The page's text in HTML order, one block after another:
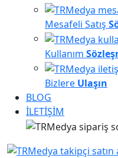
Mesafeli Satış
Kullanım
Bizlere Ulaşın
BLOG
İLETİŞİM